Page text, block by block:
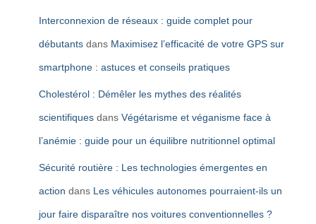
Interconnexion de réseaux : guide complet pour
débutants dans Maximisez l’efficacité de votre GPS sur
smartphone : astuces et conseils pratiques
Cholestérol : Démêler les mythes des réalités
scientifiques dans Végétarisme et véganisme face à
l’anémie : guide pour un équilibre nutritionnel optimal
Sécurité routière : Les technologies émergentes en
action dans Les véhicules autonomes pourraient-ils un
jour faire disparaître nos voitures conventionnelles ?